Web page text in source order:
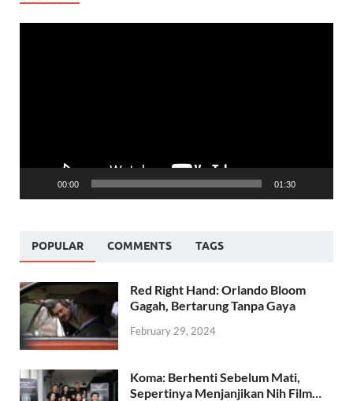
00:00 01:30
POPULAR COMMENTS TAGS
Red Right Hand: Orlando Bloom
Gagah, Bertarung Tanpa Gaya
February 29, 2024
Koma: Berhenti Sebelum Mati,
Sepertinya Menjanjikan Nih Film…